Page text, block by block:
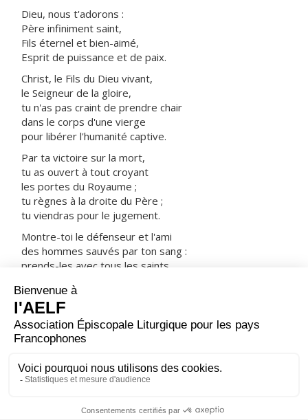
Dieu, nous t'adorons :
Père infiniment saint,
Fils éternel et bien-aimé,
Esprit de puissance et de paix.
Christ, le Fils du Dieu vivant,
le Seigneur de la gloire,
tu n'as pas craint de prendre chair
dans le corps d'une vierge
pour libérer l'humanité captive.
Par ta victoire sur la mort,
tu as ouvert à tout croyant
les portes du Royaume ;
tu règnes à la droite du Père ;
tu viendras pour le jugement.
Montre-toi le défenseur et l'ami
des hommes sauvés par ton sang :
prends-les avec tous les saints
ORAISON
Dieu puissant de qui vient tout don parfait, enracine en
nos cœurs l'amour de ton nom ; resserre nos liens avec
nous avec sollicitude, pour protéger ce que tu as fait
grandir.